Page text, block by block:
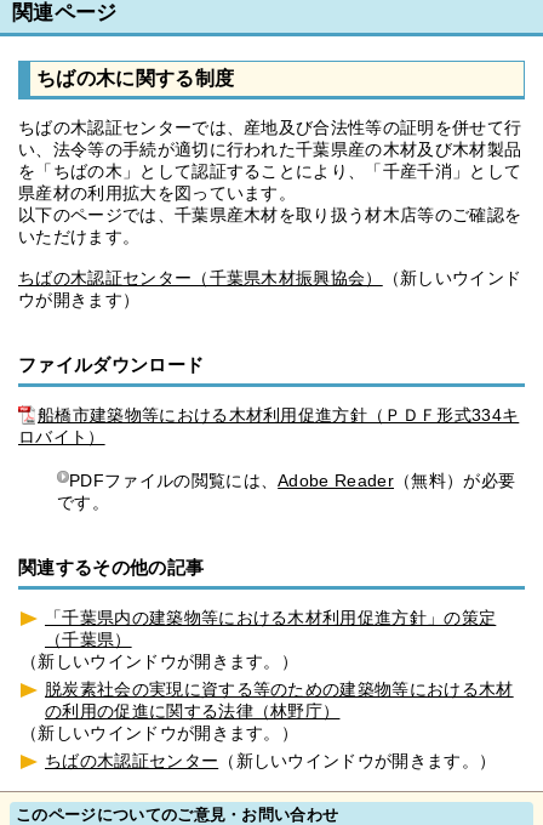
関連ページ
ちばの木に関する制度
ちばの木認証センターでは、産地及び合法性等の証明を併せて行
い、法令等の手続が適切に行われた千葉県産の木材及び木材製品
を「ちばの木」として認証することにより、「千産千消」として
県産材の利用拡大を図っています。
以下のページでは、千葉県産木材を取り扱う材木店等のご確認を
いただけます。
ちばの木認証センター（千葉県木材振興協会）
（新しいウインド
ウが開きます）
ファイルダウンロード
船橋市建築物等における木材利用促進方針（ＰＤＦ形式334キ
ロバイト）
PDFファイルの閲覧には、Adobe Reader （無料）が必要
です。
関連するその他の記事
「千葉県内の建築物等における木材利用促進方針」の策定
（千葉県）
（新しいウインドウが開きます。）
脱炭素社会の実現に資する等のための建築物等における木材
の利用の促進に関する法律（林野庁）
（新しいウインドウが開きます。）
ちばの木認証センター （新しいウインドウが開きます。）
このページについてのご意見・お問い合わせ